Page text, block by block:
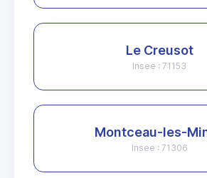
Le Creusot
Insee : 71153
Montceau-les-
Insee : 71306